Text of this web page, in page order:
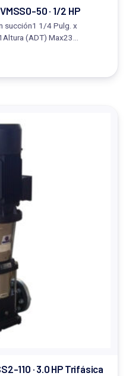
50 · 1/2 HP
succión1 1/4 Pulg. x
(ADT) Max23…
110 · 3.0 HP Trifásica